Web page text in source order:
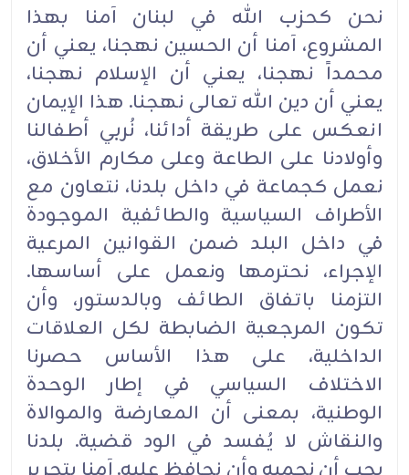
نحن كحزب الله في لبنان آمنا بهذا
المشروع، آمنا أن الحسين نهجنا، يعني أن
محمداً نهجنا، يعني أن الإسلام نهجنا،
يعني أن دين الله تعالى نهجنا. هذا الإيمان
انعكس على طريقة أدائنا، نُربي أطفالنا
وأولادنا على الطاعة وعلى مكارم الأخلاق،
نعمل كجماعة في داخل بلدنا، نتعاون مع
الأطراف السياسية والطائفية الموجودة
في داخل البلد ضمن القوانين المرعية
الإجراء، نحترمها ونعمل على أساسها.
التزمنا باتفاق الطائف وبالدستور، وأن
تكون المرجعية الضابطة لكل العلاقات
الداخلية، على هذا الأساس حصرنا
الاختلاف السياسي في إطار الوحدة
الوطنية، بمعنى أن المعارضة والموالاة
والنقاش لا يُفسد في الود قضية. بلدنا